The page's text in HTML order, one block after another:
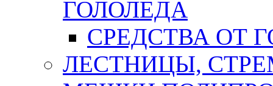
ГОЛОЛЕДА
СРЕДСТВА ОТ
ЛЕСТНИЦЫ,